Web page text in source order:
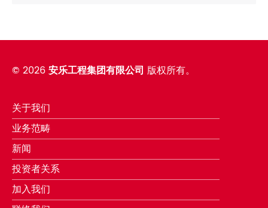
© 2026安乐工程集团有限公司 版权所有。
关于我们
业务范畴
新闻
投资者关系
加入我们